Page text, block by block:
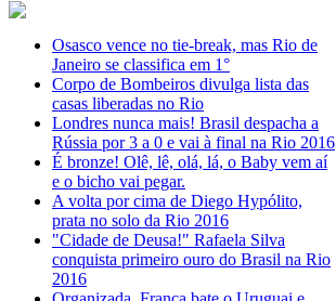
Osasco vence no tie-break, mas Rio de
Janeiro se classifica em 1°
Corpo de Bombeiros divulga lista das
casas liberadas no Rio
Londres nunca mais! Brasil despacha a
Rússia por 3 a 0 e vai à final na Rio 2016
É bronze! Olê, lê, olá, lá, o Baby vem aí
e o bicho vai pegar.
A volta por cima de Diego Hypólito,
prata no solo da Rio 2016
"Cidade de Deusa!" Rafaela Silva
conquista primeiro ouro do Brasil na Rio
2016